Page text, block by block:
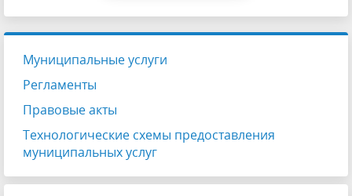
Муниципальные услуги
Регламенты
Правовые акты
Технологические схемы предоставления
муниципальных услуг